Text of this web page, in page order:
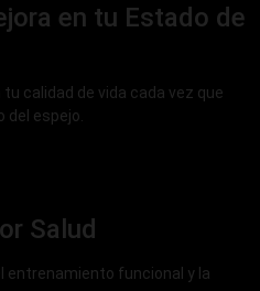
en tu Estado de
calidad de vida cada vez que
del espejo.
Salud
entrenamiento funcional y la